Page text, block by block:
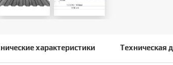
характеристики Техническая